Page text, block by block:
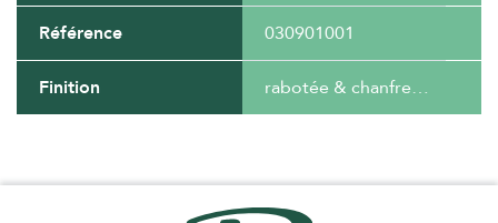
Référence 030901001
Finition rabotée & chanfreinée